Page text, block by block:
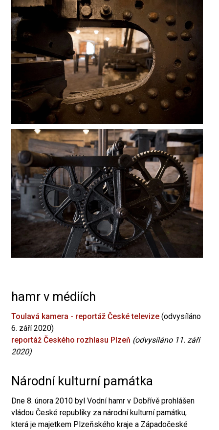
hamr v médiích
Toulavá kamera - reportáž České televize (odvysíláno
6. září 2020)
reportáž Českého rozhlasu Plzeň (odvysíláno 11. září
2020)
Národní kulturní památka
Dne 8. února 2010 byl Vodní hamr v Dobřívě prohlášen
vládou České republiky za národní kulturní památku,
která je majetkem Plzeňského kraje a Západočeské